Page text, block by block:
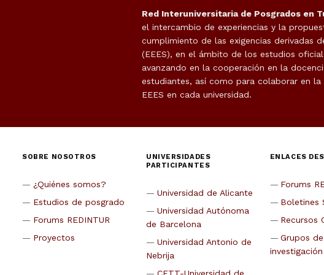
Red Interuniversitaria de Posgrados en
el intercambio de experiencias y la
cumplimiento de las exigencias derivadas
(EEES), en el ámbito de los estudios
avanzando en la cooperación en la
estudiantes, así como para colaborar en
EEES en cada universidad.
SOBRE NOSOTROS
¿Quiénes somos?
Estudios de posgrado
Forums REDINTUR
Proyectos
UNIVERSIDADES
PARTICIPANTES
Universidad de Alicante
Universidad Autónoma
de Barcelona
Universidad Antonio de
Nebrija
ENLACES
Forums
Boletines
Recursos
Grupos de
investigación